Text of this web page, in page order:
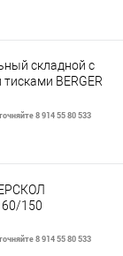
складной с
BERGER
8 914 55 80 533
150
8 914 55 80 533